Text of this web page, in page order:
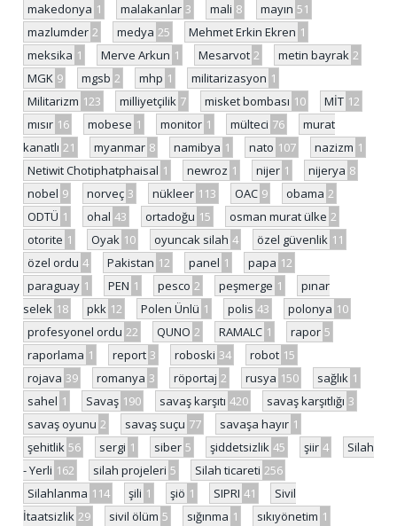
makedonya 1 malakanlar 3 mali 8 mayın 51
mazlumder 2 medya 25 Mehmet Erkin Ekren 1
meksika 1 Merve Arkun 1 Mesarvot 2 metin bayrak 2
MGK 9 mgsb 2 mhp 1 militarizasyon 1
Militarizm 123 milliyetçilik 7 misket bombası 10 MİT 12
mısır 16 mobese 1 monitor 1 mülteci 76
murat
kanatlı 21 myanmar 8 namibya 1 nato 107 nazizm 1
Netiwit Chotiphatphaisal 1 newroz 1 nijer 1 nijerya 8
nobel 9 norveç 3 nükleer 113 OAC 9 obama 2
ODTÜ 1 ohal 43 ortadoğu 15 osman murat ülke 2
otorite 1 Oyak 10 oyuncak silah 4 özel güvenlik 11
özel ordu 4 Pakistan 12 panel 1 papa 12
paraguay 1 PEN 1 pesco 2 peşmerge 1
pınar
selek 18 pkk 12 Polen Ünlü 1 polis 43 polonya 10
profesyonel ordu 22 QUNO 2 RAMALC 1 rapor 5
raporlama 1 report 3 roboski 34 robot 15
rojava 39 romanya 3 röportaj 2 rusya 150 sağlık 1
sahel 1 Savaş 190 savaş karşıtı 420 savaş karşıtlığı 3
savaş oyunu 2 savaş suçu 77 savaşa hayır 1
şehitlik 56 sergi 1 siber 5 şiddetsizlik 45 şiir 4
Silah
- Yerli 162 silah projeleri 5 Silah ticareti 256
Silahlanma 114 şili 1 şiö 1 SIPRI 41
Sivil
İtaatsizlik 29 sivil ölüm 5 sığınma 1 sıkıyönetim 1